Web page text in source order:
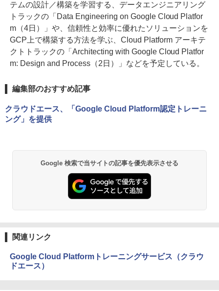
テムの設計／構築を学習する、データエンジニアリング
トラックの「Data Engineering on Google Cloud Platfor
m（4日）」や、信頼性と効率に優れたソリューションを
GCP上で構築する方法を学ぶ、Cloud Platform アーキテ
クトトラックの「Architecting with Google Cloud Platfor
m: Design and Process（2日）」などを予定している。
編集部のおすすめ記事
クラウドエース、「Google Cloud Platform認定トレーニ
ング」を提供
Google 検索で当サイトの記事を優先表示させる
関連リンク
Google Cloud Platformトレーニングサービス（クラウ
ドエース）